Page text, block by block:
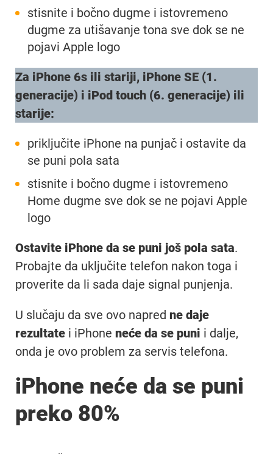
stisnite i bočno dugme i istovremeno
dugme za utišavanje tona sve dok se ne
pojavi Apple logo
Za iPhone 6s ili stariji, iPhone SE (1.
generacije) i iPod touch (6. generacije) ili
starije:
priključite iPhone na punjač i ostavite da
se puni pola sata
stisnite i bočno dugme i istovremeno
Home dugme sve dok se ne pojavi Apple
logo
Ostavite iPhone da se puni još pola sata.
Probajte da uključite telefon nakon toga i
proverite da li sada daje signal punjenja.
U slučaju da sve ovo napred ne daje
rezultate i iPhone neće da se puni i dalje,
onda je ovo problem za servis telefona.
iPhone neće da se puni
preko 80%